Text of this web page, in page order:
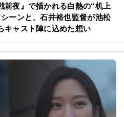
前夜』で描かれる白熱の“机上
ーンと、石井裕也監督が池松
キャスト陣に込めた想い